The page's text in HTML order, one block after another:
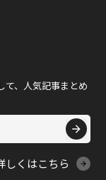
て、人気記事まとめ
しくはこちら